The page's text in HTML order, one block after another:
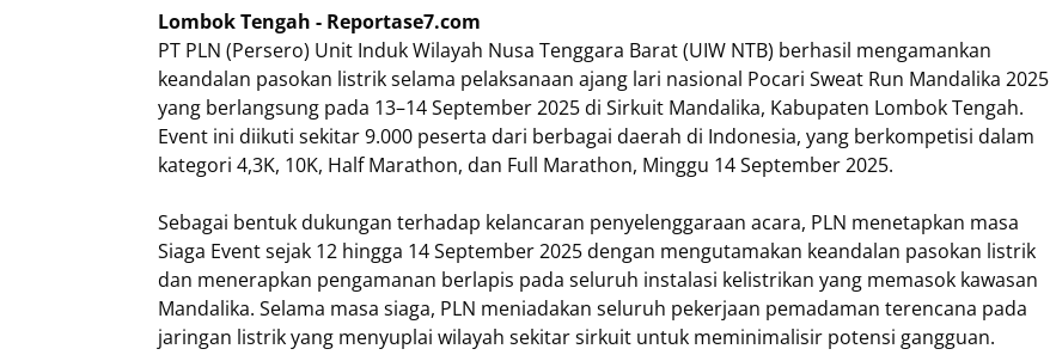
Lombok Tengah - Reportase7.com
PT PLN (Persero) Unit Induk Wilayah Nusa Tenggara Barat (UIW NTB) berhasil mengamankan
keandalan pasokan listrik selama pelaksanaan ajang lari nasional Pocari Sweat Run Mandalika 2025
yang berlangsung pada 13–14 September 2025 di Sirkuit Mandalika, Kabupaten Lombok Tengah.
Event ini diikuti sekitar 9.000 peserta dari berbagai daerah di Indonesia, yang berkompetisi dalam
kategori 4,3K, 10K, Half Marathon, dan Full Marathon, Minggu 14 September 2025.
Sebagai bentuk dukungan terhadap kelancaran penyelenggaraan acara, PLN menetapkan masa
Siaga Event sejak 12 hingga 14 September 2025 dengan mengutamakan keandalan pasokan listrik
dan menerapkan pengamanan berlapis pada seluruh instalasi kelistrikan yang memasok kawasan
Mandalika. Selama masa siaga, PLN meniadakan seluruh pekerjaan pemadaman terencana pada
jaringan listrik yang menyuplai wilayah sekitar sirkuit untuk meminimalisir potensi gangguan.